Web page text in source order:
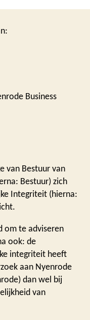
Business
van Bestuur van
Bestuur) zich
Integriteit (hierna:
om te adviseren
ook: de
integriteit heeft
aan Nyenrode
dan wel bij
van